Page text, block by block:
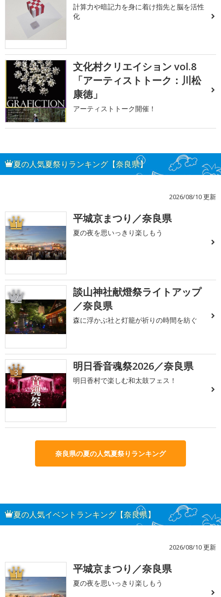
計算力や暗記力を身に着け指先と脳を活性
化
文化村クリエイション vol.8
「アーティストトーク：川松
康徳」
アーティストトーク開催！
夏の人気夏祭りランキング【奈良県】
2026/08/10 更新
1 平城京まつり／奈良県
夏の夜を思いっきり楽しもう
2
談山神社献燈祭ライトアップ
／奈良県
森に浮かぶ社と灯籠が祈りの時間を紡ぐ
3 明日香音魂祭2026／奈良県
明日香村で楽しむ和太鼓フェス！
奈良県の夏の人気夏祭りランキング
夏の人気イベントランキング【奈良県】
2026/08/10 更新
1 平城京まつり／奈良県
夏の夜を思いっきり楽しもう